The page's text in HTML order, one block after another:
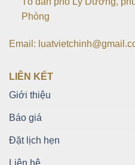
Phòng
Email:
LIÊN KẾT
Giới thiệu
Báo giá
Đặt lịch hẹn
Liên hệ